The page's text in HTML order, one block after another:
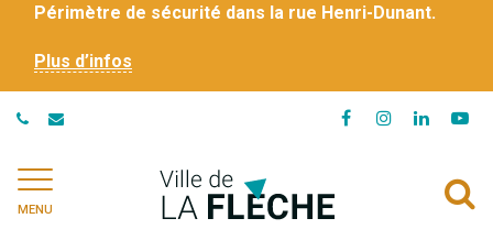
Périmètre de sécurité dans la rue Henri-Dunant.
Plus d’infos
Lien
Lien
compte
Instagram
Lien
compte
MENU